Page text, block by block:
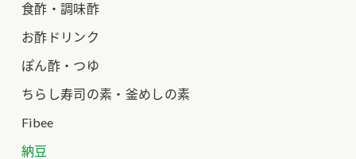
食酢・調味酢
お酢ドリンク
ぽん酢・つゆ
ちらし寿司の素・釜めしの素
Fibee
納豆